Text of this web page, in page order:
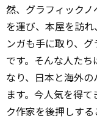
然、グラフィック
を運び、本屋を訪
ンガも手に取り、
です。そんな人た
なり、日本と海外
ます。今人気を得
ク作家を後押しする